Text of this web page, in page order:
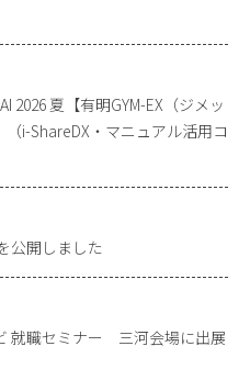
2026 夏【有明GYM-EX（ジメッ
i-ShareDX・マニュアル活用コ
公開しました
就職セミナー 三河会場に出展